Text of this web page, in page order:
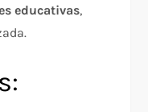
educativas,